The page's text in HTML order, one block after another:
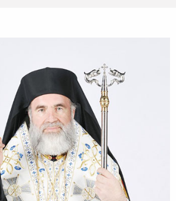
Sfântul Ierarh Emilian,
mărturisitorul lui Hristos, a trăit
împărăției lui Leon Armeanul,
icoanelor, și fiind el episcop
al Cizicului, de...
Sfântul Ierarh Miron,
Episcopul Cretei